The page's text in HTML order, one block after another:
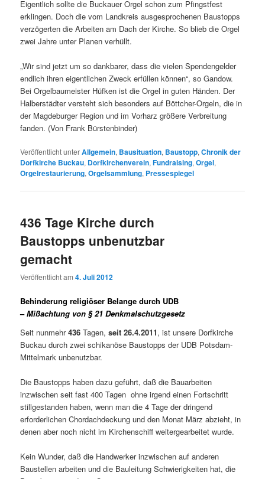
Eigentlich sollte die Buckauer Orgel schon zum Pfingstfest
erklingen. Doch die vom Landkreis ausgesprochenen Baustopps
verzögerten die Arbeiten am Dach der Kirche. So blieb die Orgel
zwei Jahre unter Planen verhüllt.
„Wir sind jetzt um so dankbarer, dass die vielen Spendengelder
endlich ihren eigentlichen Zweck erfüllen können“, so Gandow.
Bei Orgelbaumeister Hüfken ist die Orgel in guten Händen. Der
Halberstädter versteht sich besonders auf Böttcher-Orgeln, die in
der Magdeburger Region und im Vorharz größere Verbreitung
fanden. (Von Frank Bürstenbinder)
Veröffentlicht unterAllgemein, Bausituation, Baustopp,Chronik der
Dorfkirche Buckau, Dorfkirchenverein,Fundraising,Orgel,
Orgelrestaurierung,Orgelsammlung, Pressespiegel
436 Tage Kirche durch
Baustopps unbenutzbar
gemacht
Veröffentlicht am4. Juli 2012
Behinderung religiöser Belange durch UDB
–Mißachtung von § 21 Denkmalschutzgesetz
Seit nunmehr436 Tagen,seit 26.4.2011, ist unsere Dorfkirche
Buckau durch zwei schikanöse Baustopps der UDB Potsdam-
Mittelmark unbenutzbar.
Die Baustopps haben dazu geführt, daß die Bauarbeiten
inzwischen seit fast 400 Tagen ohne irgend einen Fortschritt
stillgestanden haben, wenn man die 4 Tage der dringend
erforderlichen Chordachdeckung und den Monat März abzieht, in
denen aber noch nicht im Kirchenschiff weitergearbeitet wurde.
Kein Wunder, daß die Handwerker inzwischen auf anderen
Baustellen arbeiten und die Bauleitung Schwierigkeiten hat, die